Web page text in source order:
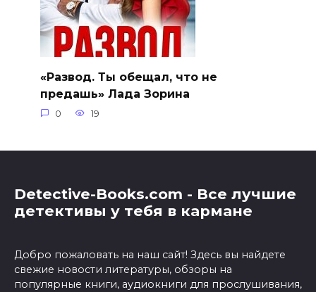
«Развод. Ты обещал, что не
предашь» Лада Зорина
0 19
Detective-Books.com - Все лучшие
детективы у тебя в кармане
Добро пожаловать на наш сайт! Здесь вы найдете
свежие новости литературы, обзоры на
популярные книги, аудиокниги для прослушивания,